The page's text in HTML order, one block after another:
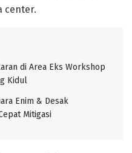
center.
di Area Eks Workshop
Kidul
Enim & Desak
Mitigasi